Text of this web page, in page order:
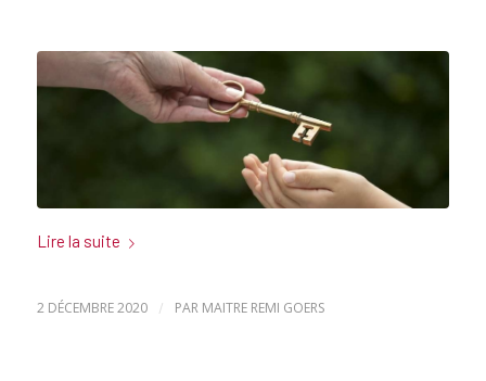
Lire la suite
2 DÉCEMBRE 2020 / PAR MAITRE REMI GOERS